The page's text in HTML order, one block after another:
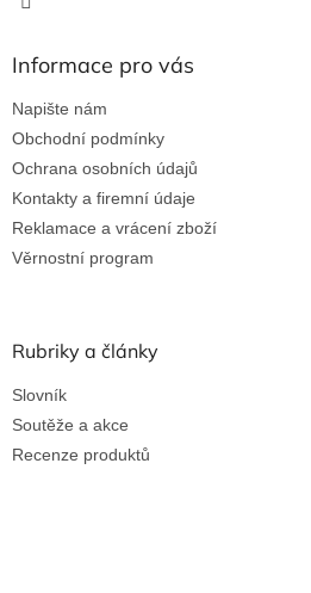
Informace pro vás
Napište nám
Obchodní podmínky
Ochrana osobních údajů
Kontakty a firemní údaje
Reklamace a vrácení zboží
Věrnostní program
Rubriky a články
Slovník
Soutěže a akce
Recenze produktů